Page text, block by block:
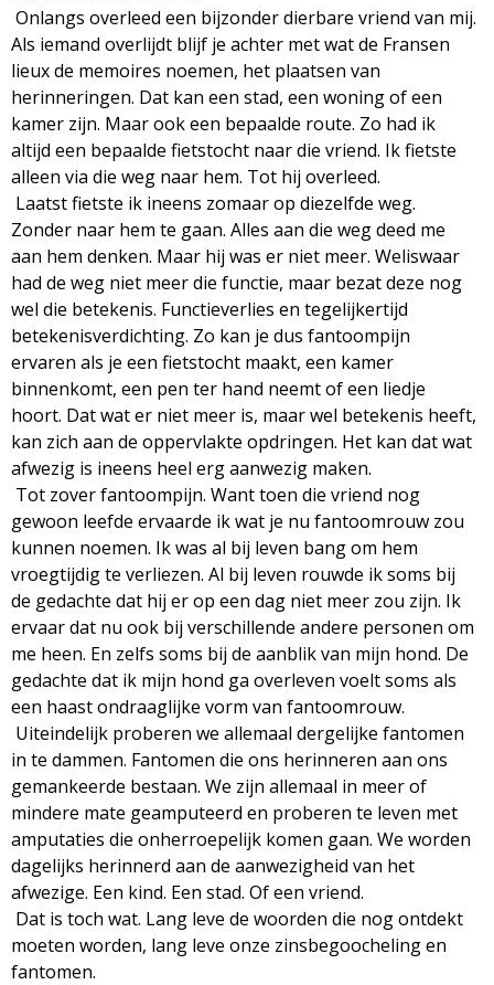
Onlangs overleed een bijzonder dierbare vriend van mij.
Als iemand overlijdt blijf je achter met wat de Fransen
lieux de memoires noemen, het plaatsen van
herinneringen. Dat kan een stad, een woning of een
kamer zijn. Maar ook een bepaalde route. Zo had ik
altijd een bepaalde fietstocht naar die vriend. Ik fietste
alleen via die weg naar hem. Tot hij overleed.
Laatst fietste ik ineens zomaar op diezelfde weg.
Zonder naar hem te gaan. Alles aan die weg deed me
aan hem denken. Maar hij was er niet meer. Weliswaar
had de weg niet meer die functie, maar bezat deze nog
wel die betekenis. Functieverlies en tegelijkertijd
betekenisverdichting. Zo kan je dus fantoompijn
ervaren als je een fietstocht maakt, een kamer
binnenkomt, een pen ter hand neemt of een liedje
hoort. Dat wat er niet meer is, maar wel betekenis heeft,
kan zich aan de oppervlakte opdringen. Het kan dat wat
afwezig is ineens heel erg aanwezig maken.
Tot zover fantoompijn. Want toen die vriend nog
gewoon leefde ervaarde ik wat je nu fantoomrouw zou
kunnen noemen. Ik was al bij leven bang om hem
vroegtijdig te verliezen. Al bij leven rouwde ik soms bij
de gedachte dat hij er op een dag niet meer zou zijn. Ik
ervaar dat nu ook bij verschillende andere personen om
me heen. En zelfs soms bij de aanblik van mijn hond. De
gedachte dat ik mijn hond ga overleven voelt soms als
een haast ondraaglijke vorm van fantoomrouw.
Uiteindelijk proberen we allemaal dergelijke fantomen
in te dammen. Fantomen die ons herinneren aan ons
gemankeerde bestaan. We zijn allemaal in meer of
mindere mate geamputeerd en proberen te leven met
amputaties die onherroepelijk komen gaan. We worden
dagelijks herinnerd aan de aanwezigheid van het
afwezige. Een kind. Een stad. Of een vriend.
Dat is toch wat. Lang leve de woorden die nog ontdekt
moeten worden, lang leve onze zinsbegoocheling en
fantomen.